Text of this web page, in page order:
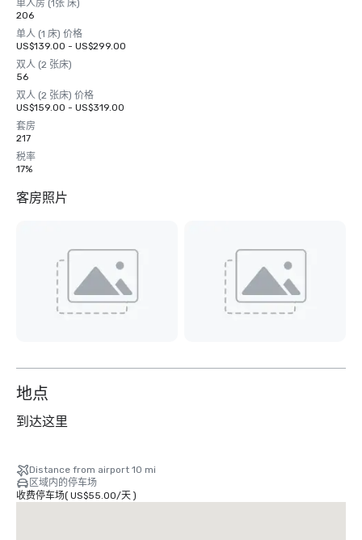
单人房 (1张 床)
206
单人 (1 床) 价格
US$139.00 - US$299.00
双人 (2 张床)
56
双人 (2 张床) 价格
US$159.00 - US$319.00
套房
217
税率
17%
客房照片
地点
到达这里
Distance from airport 10 mi
区域内的停车场
收费停车场( US$55.00/天)